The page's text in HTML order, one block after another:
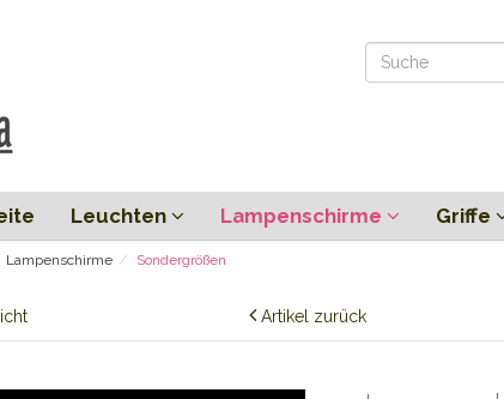
Leuchten Lampenschirme Griffe
Lampenschirme Sondergrößen
Artikel zurück